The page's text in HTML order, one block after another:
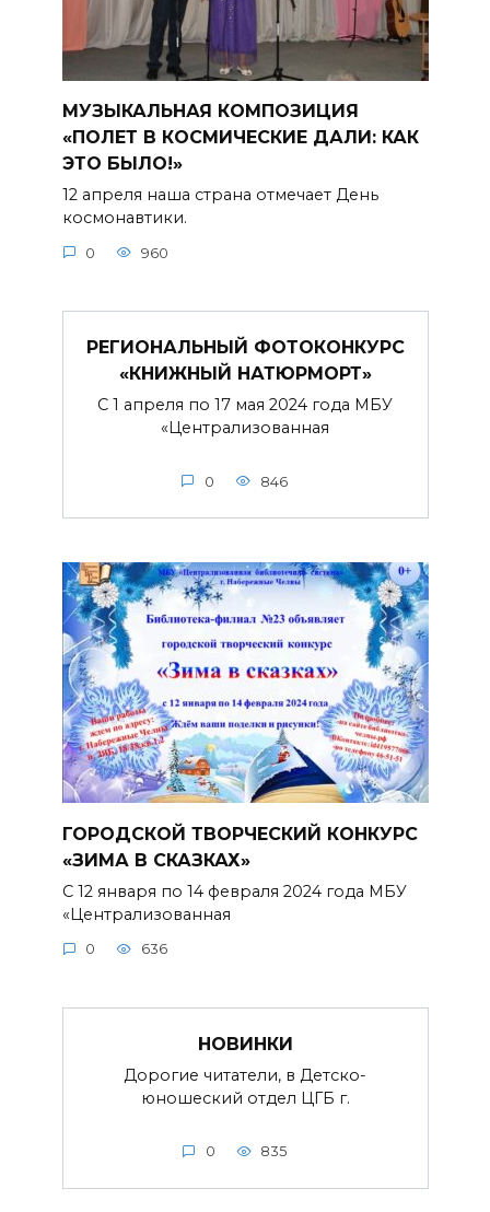
МУЗЫКАЛЬНАЯ КОМПОЗИЦИЯ
«ПОЛЕТ В КОСМИЧЕСКИЕ ДАЛИ: КАК
ЭТО БЫЛО!»
12 апреля наша страна отмечает День
космонавтики.
0 960
РЕГИОНАЛЬНЫЙ ФОТОКОНКУРС
«КНИЖНЫЙ НАТЮРМОРТ»
С 1 апреля по 17 мая 2024 года МБУ
«Централизованная
0 846
ГОРОДСКОЙ ТВОРЧЕСКИЙ КОНКУРС
«ЗИМА В СКАЗКАХ»
С 12 января по 14 февраля 2024 года МБУ
«Централизованная
0 636
НОВИНКИ
Дорогие читатели, в Детско-
юношеский отдел ЦГБ г.
0 835